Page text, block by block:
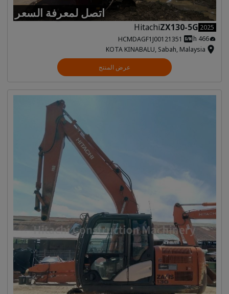
اتصل لمعرفة السعر
2025
ZX130-5G
Hitachi
466 h
HCMDAGF1J00121351
KOTA KINABALU, Sabah, Malaysia
عرض المنتج